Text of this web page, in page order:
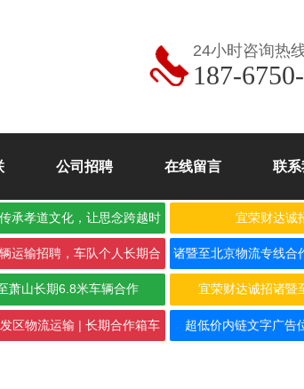
24小时咨询热线
187-
公司招聘 在线留言 联系
承孝道文化，让思念跨越时
空
宜荣财达诚
运输招聘，车队个人长期合
，···
诸暨至北京物流专线合
萧山长期6.8米车辆合作 宜荣财达诚招诸暨
区物流运输 | 长期合作箱车 超低价内链文字广告